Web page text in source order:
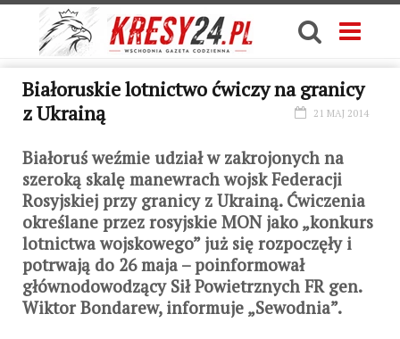
Białoruskie lotnictwo ćwiczy na granicy
z Ukrainą
21 MAJ 2014
Białoruś weźmie udział w zakrojonych na
szeroką skalę manewrach wojsk Federacji
Rosyjskiej przy granicy z Ukrainą. Ćwiczenia
określane przez rosyjskie MON jako „konkurs
lotnictwa wojskowego” już się rozpoczęły i
potrwają do 26 maja – poinformował
głównodowodzący Sił Powietrznych FR gen.
Wiktor Bondarew, informuje „Sewodnia”.